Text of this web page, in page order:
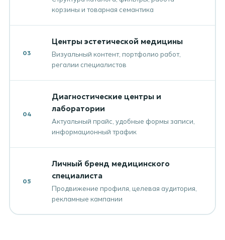
корзины и товарная семантика
03
Центры эстетической медицины
Визуальный контент, портфолио работ,
регалии специалистов
04
Диагностические центры и
лаборатории
Актуальный прайс, удобные формы записи,
информационный трафик
05
Личный бренд медицинского
специалиста
Продвижение профиля, целевая аудитория,
рекламные кампании